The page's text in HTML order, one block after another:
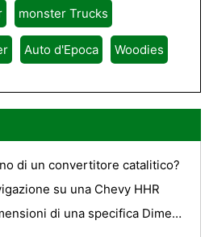
monster Trucks
Auto d'Epoca Woodies
di un convertitore catalitico?
su una Chevy HHR
Come trovare le dimensioni di una specifica Dimensioni pneumatici